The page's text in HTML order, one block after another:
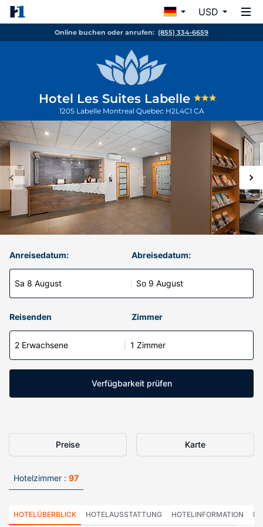
USD
Online buchen oder anrufen: (855) 334-6659
Hotel Les Suites Labelle
1205 Labelle Montreal Quebec H2L4C1 CA
Anreisedatum:
Sa 8 August
Abreisedatum:
So 9 August
Reisenden Zimmer
2 Erwachsene 1 Zimmer
Verfügbarkeit prüfen
Preise Karte
Hotelzimmer : 97
HOTELÜBERBLICK HOTELAUSSTATTUNG HOTELINFORMATION